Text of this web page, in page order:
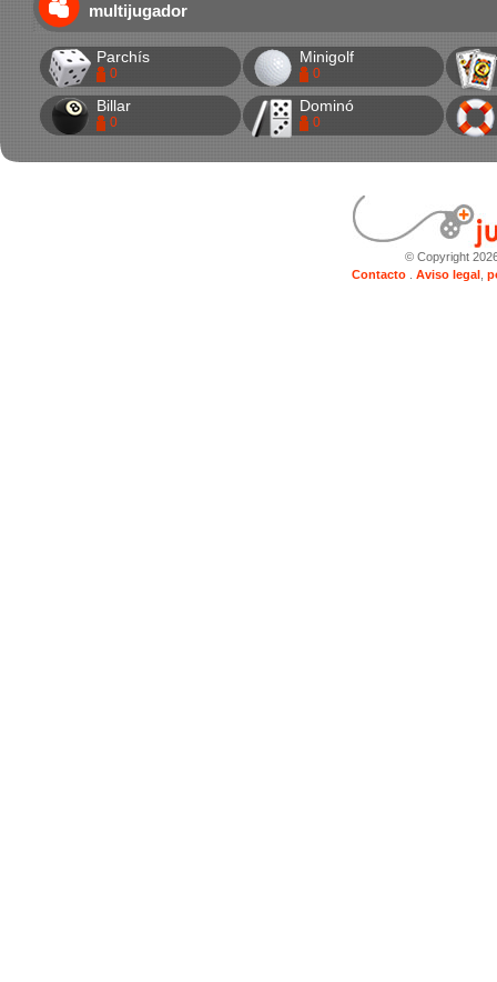
multijugador
Parchís
0
Billar
0
Minigolf
0
Dominó
0
© Copyright
Contacto
Aviso legal